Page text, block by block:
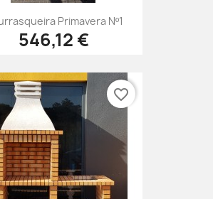
Primavera Nº1
546,12 €
favorite_border